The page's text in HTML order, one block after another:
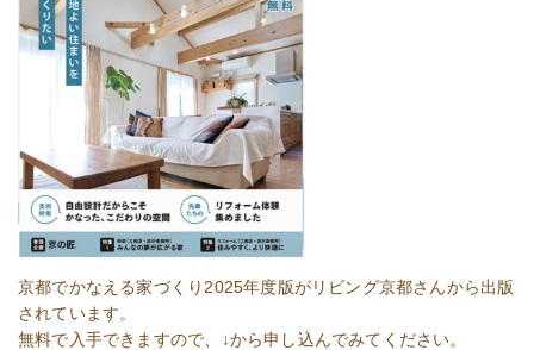
京都でかなえる家づくり2025年度版がリビング京都さんから出版
されています。
無料で入手できますので、↓から申し込んでみてください。